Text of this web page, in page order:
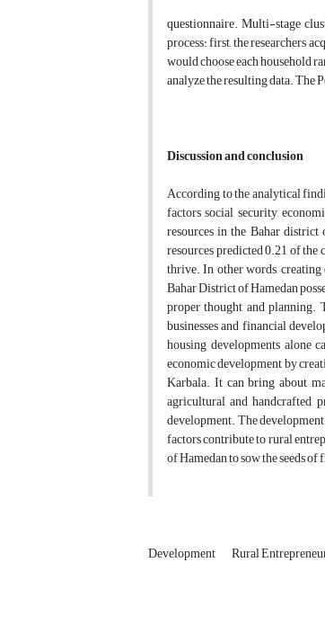
questionnaire. Multi-stage
process: first, the researchers
would choose each household
analyze the resulting data. The
Discussion and conclusion
According to the analytical
factors social security,
resources in the Bahar
resources predicted 0.21 of
thrive. In other words,
Bahar District of Hamedan
proper thought and planning.
businesses and financial
housing developments alone
economic development by
Karbala. It can bring about
agricultural and handcrafted
development. The
factors contribute to rural
of Hamedan to sow the seeds
Development Rural